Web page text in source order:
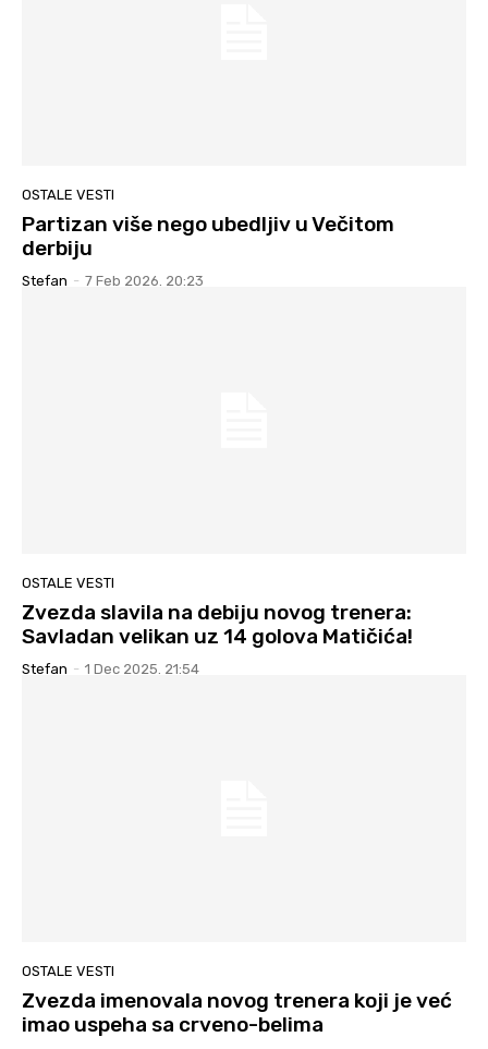
OSTALE VESTI
Partizan više nego ubedljiv u Večitom
derbiju
Stefan - 7 Feb 2026. 20:23
OSTALE VESTI
Zvezda slavila na debiju novog trenera:
Savladan velikan uz 14 golova Matičića!
Stefan - 1 Dec 2025. 21:54
OSTALE VESTI
Zvezda imenovala novog trenera koji je već
imao uspeha sa crveno-belima